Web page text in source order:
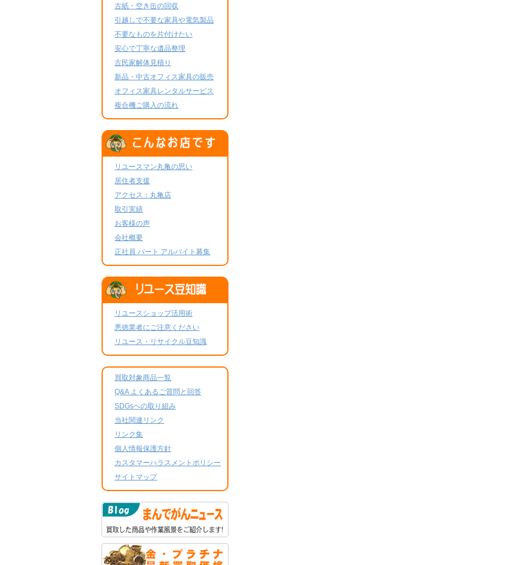
古紙・空き缶の回収
引越しで不要な家具や電気製品
不要なものを片付けたい
安心で丁寧な遺品整理
古民家解体見積り
新品・中古オフィス家具の販売
オフィス家具レンタルサービス
複合機ご購入の流れ
リユースマン丸亀の思い
居住者支援
アクセス：丸亀店
取引実績
お客様の声
会社概要
正社員 パート アルバイト募集
リユースショップ活用術
悪徳業者にご注意ください
リユース・リサイクル豆知識
買取対象商品一覧
Q&A よくあるご質問と回答
SDGsへの取り組み
当社関連リンク
リンク集
個人情報保護方針
カスタマーハラスメントポリシー
サイトマップ